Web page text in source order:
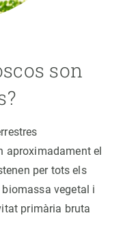
son
aproximadament el
per tots els
vegetal i
primària bruta